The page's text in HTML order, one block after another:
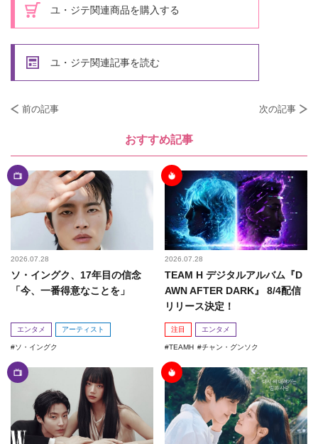
ユ・ジテ関連商品を購入する
ユ・ジテ関連記事を読む
前の記事 次の記事
おすすめ記事
2026.07.28
ソ・イングク、17年目の信念
「今、一番得意なことを」
エンタメ アーティスト
ソ・イングク
2026.07.28
TEAM H デジタルアルバム『D
AWN AFTER DARK』 8/4配信
リリース決定！
注目 エンタメ
TEAMH チャン・グンソク